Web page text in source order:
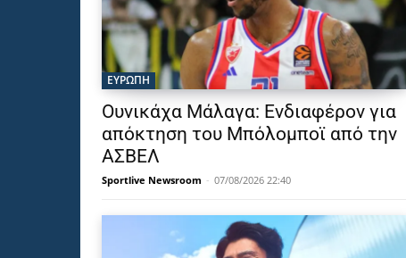
ΕΥΡΩΠΗ
Ουνικάχα Μάλαγα: Ενδιαφέρον για
απόκτηση του Μπόλομποϊ από την
ΑΣΒΕΛ
Sportlive Newsroom - 07/08/2026 22:40